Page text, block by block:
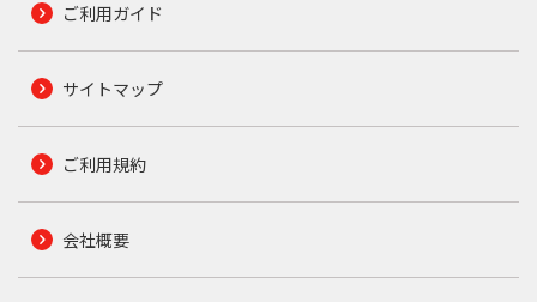
ご利用ガイド
サイトマップ
ご利用規約
会社概要